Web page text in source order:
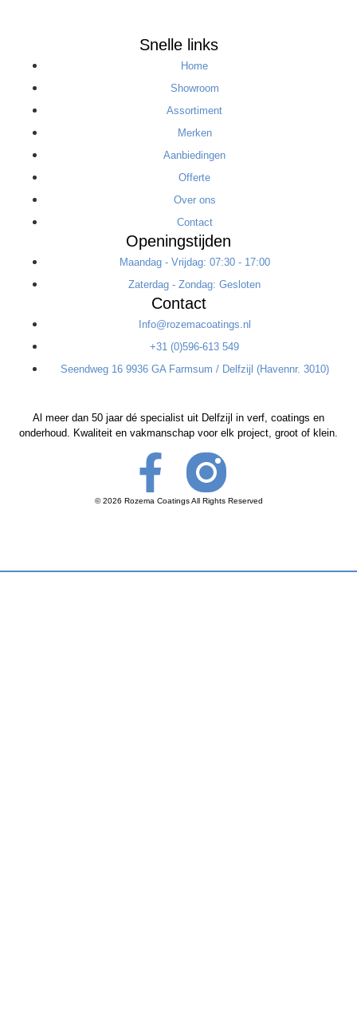
Al meer dan 50 jaar dé specialist uit Delfzijl in verf, coatings en
onderhoud. Kwaliteit en vakmanschap voor elk project, groot of klein.
© 2026 Rozema Coatings All Rights Reserved
Snelle links
Home
Showroom
Assortiment
Merken
Aanbiedingen
Offerte
Over ons
Contact
Openingstijden
Maandag - Vrijdag: 07:30 - 17:00
Zaterdag - Zondag: Gesloten
Contact
Info@rozemacoatings.nl
+31 (0)596-613 549
Seendweg 16 9936 GA Farmsum / Delfzijl (Havennr. 3010)